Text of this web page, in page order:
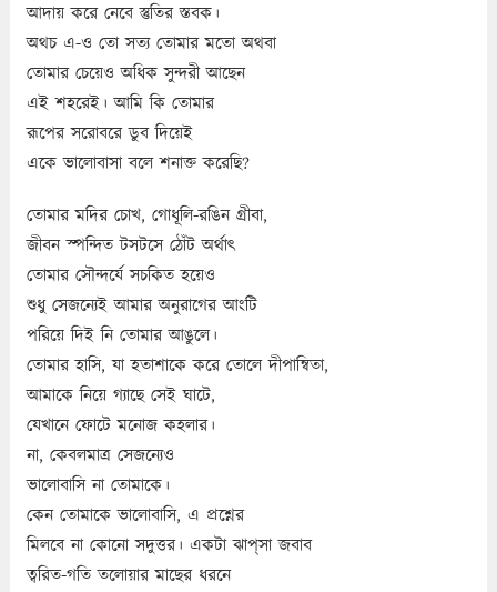
আদায় করে নেবে স্তুতির স্তবক।
অথচ এ-ও তো সত্য তোমার মতো অথবা
তোমার চেয়েও অধিক সুন্দরী আছেন
এই শহরেই। আমি কি তোমার
রূপের সরোবরে ডুব দিয়েই
একে ভালোবাসা বলে শনাক্ত করেছি?
তোমার মদির চোখ, গোধূলি-রঙিন গ্রীবা,
জীবন স্পন্দিত টসটসে ঠোঁট অর্থাৎ
তোমার সৌন্দর্যে সচকিত হয়েও
শুধু সেজন্যেই আমার অনুরাগের আংটি
পরিয়ে দিই নি তোমার আঙুলে।
তোমার হাসি, যা হতাশাকে করে তোলে দীপান্বিতা,
আমাকে নিয়ে গ্যাছে সেই ঘাটে,
যেখানে ফোটে মনোজ কহলার।
না, কেবলমাত্র সেজন্যেও
ভালোবাসি না তোমাকে।
কেন তোমাকে ভালোবাসি, এ প্রশ্নের
মিলবে না কোনো সদুত্তর। একটা ঝাপ্‌সা জবাব
ত্বরিত-গতি তলোয়ার মাছের ধরনে